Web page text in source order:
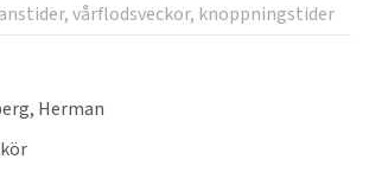
vårflodsveckor, knoppningstider
Herman